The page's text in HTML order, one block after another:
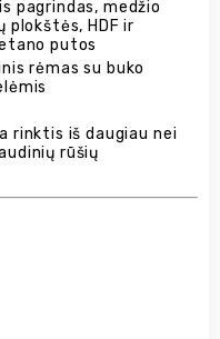
pagrindas, medžio
plokštės, HDF ir
putos
rėmas su buko
rinktis iš daugiau nei
rūšių